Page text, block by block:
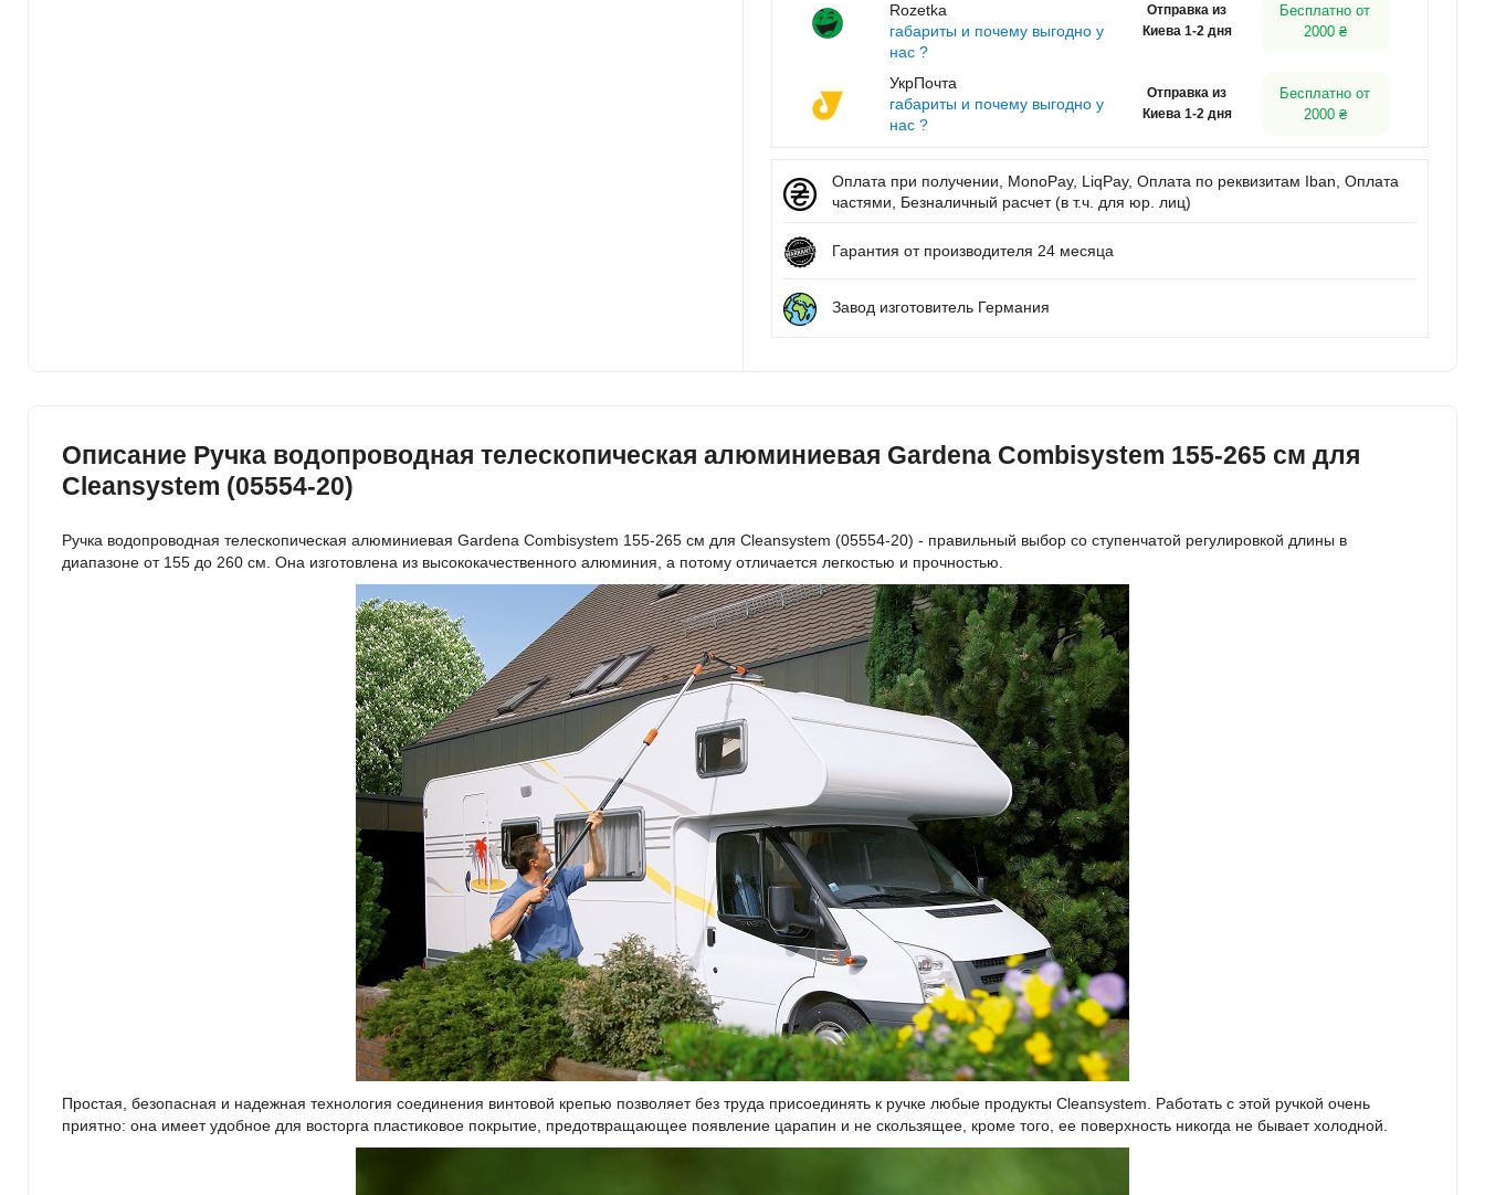
Rozetka
габариты и почему выгодно у
нас ?
Отправка из
Киева 1-2 дня
Бесплатно от
2000 ₴
УкрПочта
габариты и почему выгодно у
нас ?
Отправка из
Киева 1-2 дня
Бесплатно от
2000 ₴
Оплата при получении, MonoPay, LiqPay, Оплата по реквизитам Iban, Оплата
частями, Безналичный расчет (в т.ч. для юр. лиц)
Гарантия от производителя 24 месяца
Завод изготовитель Германия
Описание Ручка водопроводная телескопическая алюминиевая Gardena Сombisystem 155-265 см для
Cleansystem (05554-20)
Ручка водопроводная телескопическая алюминиевая Gardena Сombisystem 155-265 см для Cleansystem (05554-20) - правильный выбор со ступенчатой ​​регулировкой длины в
диапазоне от 155 до 260 см. Она изготовлена ​​из высококачественного алюминия, а потому отличается легкостью и прочностью.
Простая, безопасная и надежная технология соединения винтовой крепью позволяет без труда присоединять к ручке любые продукты Cleansystem. Работать с этой ручкой очень
приятно: она имеет удобное для восторга пластиковое покрытие, предотвращающее появление царапин и не скользящее, кроме того, ее поверхность никогда не бывает холодной.